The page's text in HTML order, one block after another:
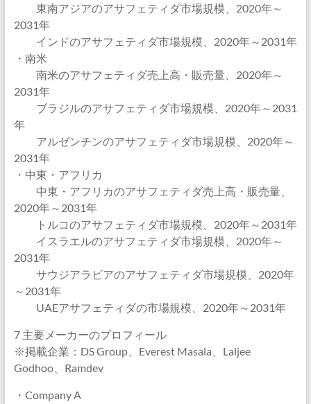
東南アジアのアサフェティダ市場規模、2020年～
2031年
インドのアサフェティダ市場規模、2020年～2031年
・南米
南米のアサフェティダ売上高・販売量、2020年～
2031年
ブラジルのアサフェティダ市場規模、2020年～2031
年
アルゼンチンのアサフェティダ市場規模、2020年～
2031年
・中東・アフリカ
中東・アフリカのアサフェティダ売上高・販売量、
2020年～2031年
トルコのアサフェティダ市場規模、2020年～2031年
イスラエルのアサフェティダ市場規模、2020年～
2031年
サウジアラビアのアサフェティダ市場規模、2020年
～2031年
UAEアサフェティダの市場規模、2020年～2031年
7 主要メーカーのプロフィール
※掲載企業：DS Group、Everest Masala、Laljee
Godhoo、Ramdev
・Company A